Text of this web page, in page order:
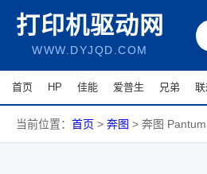
打印机驱动网
WWW.DYJQD.COM
首页 HP 佳能 爱普生 兄弟 联
当前位置： 首页 > 奔图 > 奔图